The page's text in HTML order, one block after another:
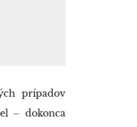
prípadov
– dokonca